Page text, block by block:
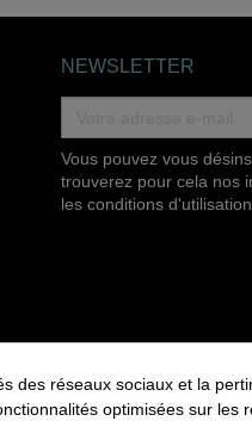
NEWSLETTER
Vous pouvez vous
trouverez pour cela nos
les conditions d'utilisation
des réseaux sociaux et la
optimisées sur les